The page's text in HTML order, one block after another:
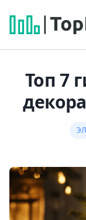
Топ 7